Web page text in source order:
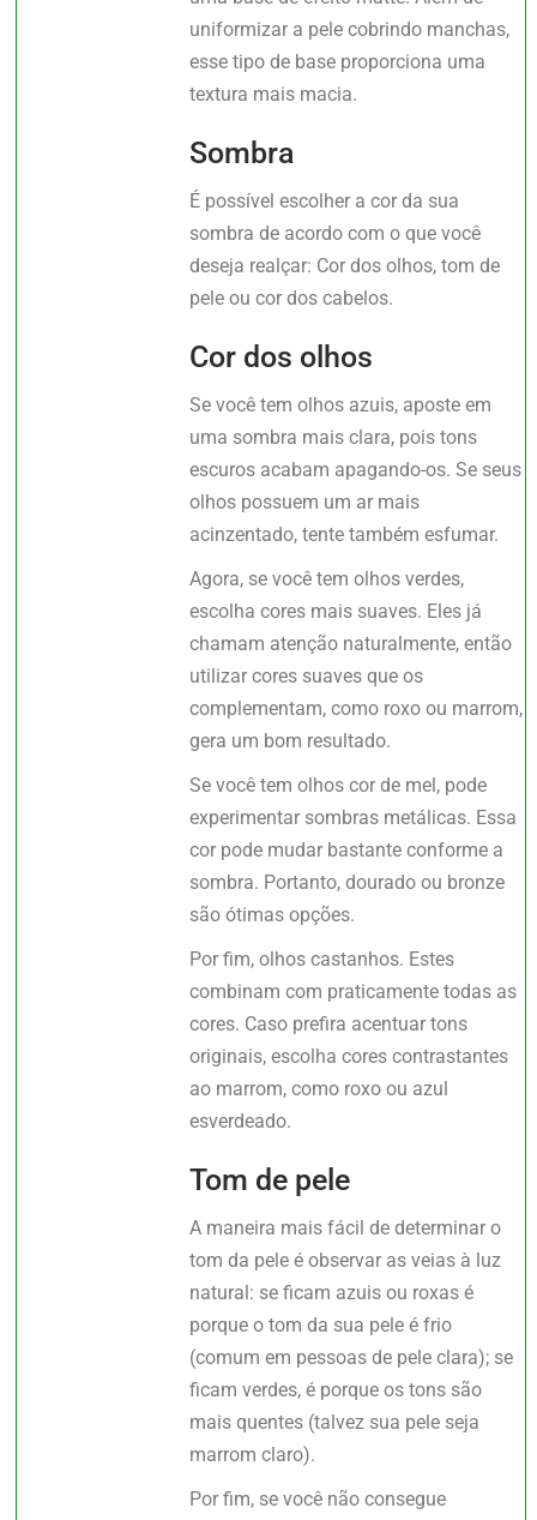
uniformizar a pele cobrindo manchas,
esse tipo de base proporciona uma
textura mais macia.
Sombra
É possível escolher a cor da sua
sombra de acordo com o que você
deseja realçar: Cor dos olhos, tom de
pele ou cor dos cabelos.
Cor dos olhos
Se você tem olhos azuis, aposte em
uma sombra mais clara, pois tons
escuros acabam apagando-os. Se seus
olhos possuem um ar mais
acinzentado, tente também esfumar.
Agora, se você tem olhos verdes,
escolha cores mais suaves. Eles já
chamam atenção naturalmente, então
utilizar cores suaves que os
complementam, como roxo ou marrom,
gera um bom resultado.
Se você tem olhos cor de mel, pode
experimentar sombras metálicas. Essa
cor pode mudar bastante conforme a
sombra. Portanto, dourado ou bronze
são ótimas opções.
Por fim, olhos castanhos. Estes
combinam com praticamente todas as
cores. Caso prefira acentuar tons
originais, escolha cores contrastantes
ao marrom, como roxo ou azul
esverdeado.
Tom de pele
A maneira mais fácil de determinar o
tom da pele é observar as veias à luz
natural: se ficam azuis ou roxas é
porque o tom da sua pele é frio
(comum em pessoas de pele clara); se
ficam verdes, é porque os tons são
mais quentes (talvez sua pele seja
marrom claro).
Por fim, se você não consegue